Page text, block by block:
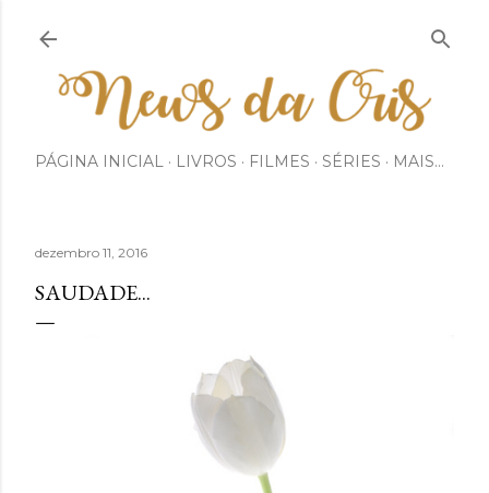
PÁGINA INICIAL LIVROS FILMES SÉRIES MAIS…
dezembro 11, 2016
SAUDADE...